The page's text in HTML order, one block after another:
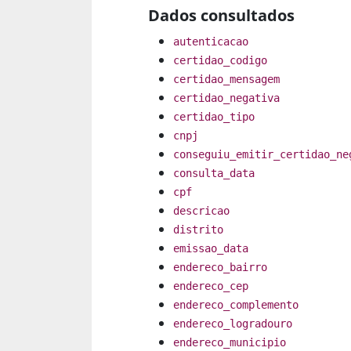
Dados consultados
autenticacao
certidao_codigo
certidao_mensagem
certidao_negativa
certidao_tipo
cnpj
consulta_data
cpf
descricao
distrito
emissao_data
endereco_bairro
endereco_cep
endereco_complemento
endereco_logradouro
endereco_municipio